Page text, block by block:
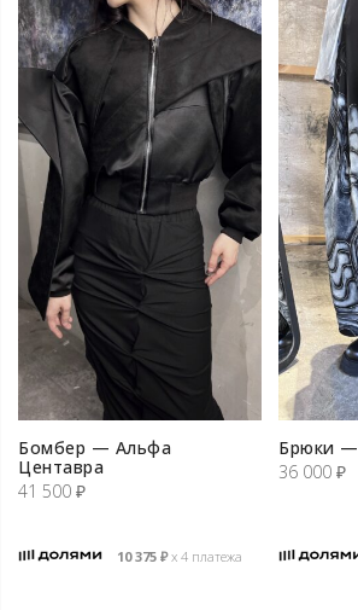
Бомбер — Альфа
Центавра
41 500 ₽
10 375 ₽х 4 платежа
Брюки —
36 000 ₽